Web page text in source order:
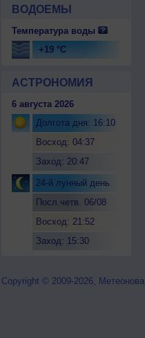
ВОДОЕМЫ
Температура воды
+19 °C
АСТРОНОМИЯ
6 августа 2026
Долгота дня: 16:10
Восход: 04:37
Заход: 20:47
24-й лунный день
Посл.четв. 06/08
Восход: 21:52
Заход: 15:30
Copyright © 2009-2026, Метеонова